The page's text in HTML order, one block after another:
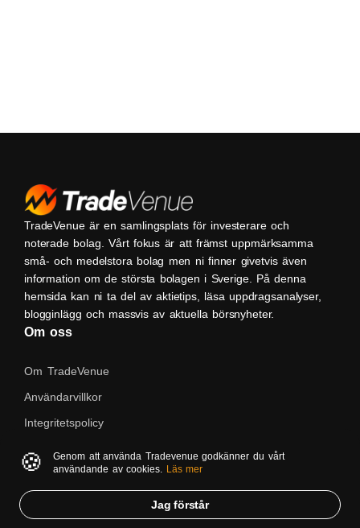
TradeVenue är en samlingsplats för investerare och
noterade bolag. Vårt fokus är att främst uppmärksamma
små- och medelstora bolag men ni finner givetvis även
information om de största bolagen i Sverige. På denna
hemsida kan ni ta del av aktietips, läsa uppdragsanalyser,
blogginlägg och massvis av aktuella börsnyheter.
Om oss
Om TradeVenue
Användarvillkor
Integritetspolicy
Native
🍪
Genom att använda Tradevenue godkänner du vårt
användande av cookies. Läs mer
Jag förstår